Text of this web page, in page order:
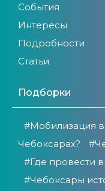
События
Интересы
Подробности
Статьи
Подборки
#Мобилизация
Чебоксарах?
#Где провести
#Чебоксары